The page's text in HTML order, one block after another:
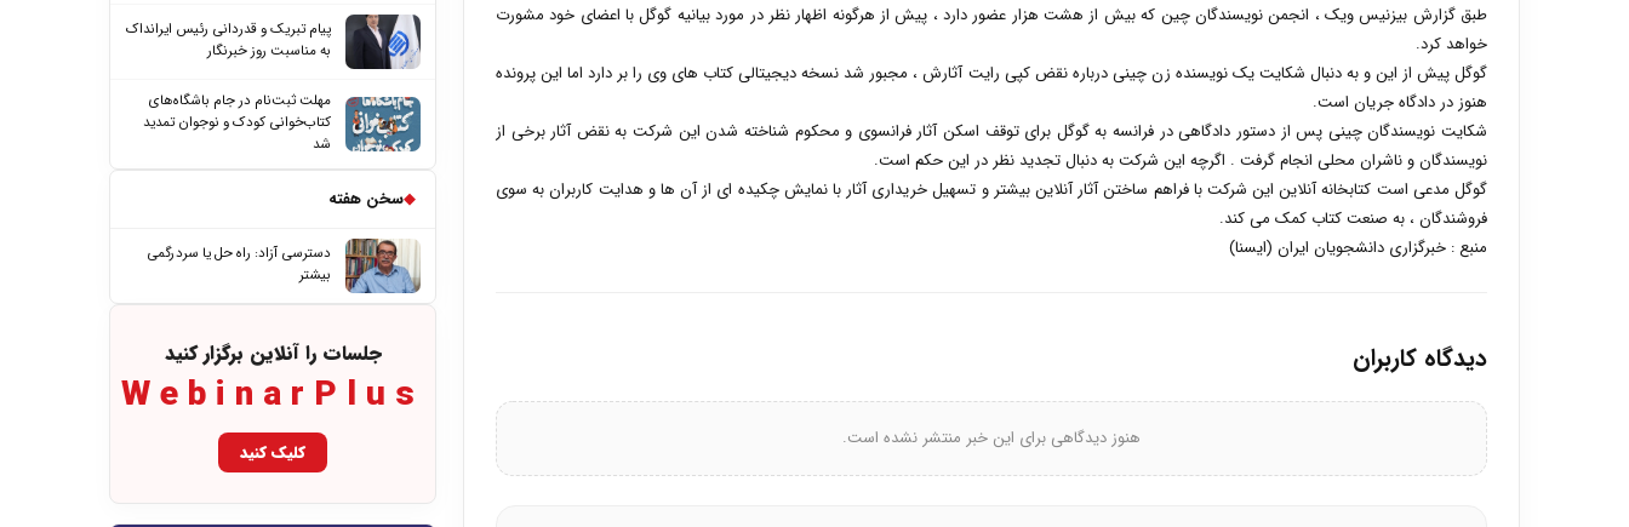
پیام تبریک و قدردانی رئیس ایرانداک
به مناسبت روز خبرنگار
مهلت ثبت‌نام در جام باشگاه‌های
کتاب‌خوانی کودک و نوجوان تمدید
شد
◆سخن هفته
دسترسی آزاد: راه حل یا سردرگمی
بیشتر
جلسات را آنلاین برگزار کنید
WebinarPlus
کلیک کنید
طبق گزارش بیزنیس ویک ، انجمن نویسندگان چین که بیش از هشت هزار عضور دارد ، پیش از هرگونه اظهار نظر در مورد بیانیه گوگل با اعضای خود مشورت
خواهد کرد.
گوگل پیش از این و به دنبال شکایت یک نویسنده زن چینی درباره نقض کپی رایت آثارش ، مجبور شد نسخه دیجیتالی کتاب های وی را بر دارد اما این پرونده
هنوز در دادگاه جریان است.
شکایت نویسندگان چینی پس از دستور دادگاهی در فرانسه به گوگل برای توقف اسکن آثار فرانسوی و محکوم شناخته شدن این شرکت به نقض آثار برخی از
نویسندگان و ناشران محلی انجام گرفت . اگرچه این شرکت به دنبال تجدید نظر در این حکم است.
گوگل مدعی است کتابخانه آنلاین این شرکت با فراهم ساختن آثار آنلاین بیشتر و تسهیل خریداری آثار با نمایش چکیده ای از آن ها و هدایت کاربران به سوی
فروشندگان ، به صنعت کتاب کمک می کند.
منبع : خبرگزاری دانشجویان ایران (ایسنا)
دیدگاه کاربران
هنوز دیدگاهی برای این خبر منتشر نشده است.